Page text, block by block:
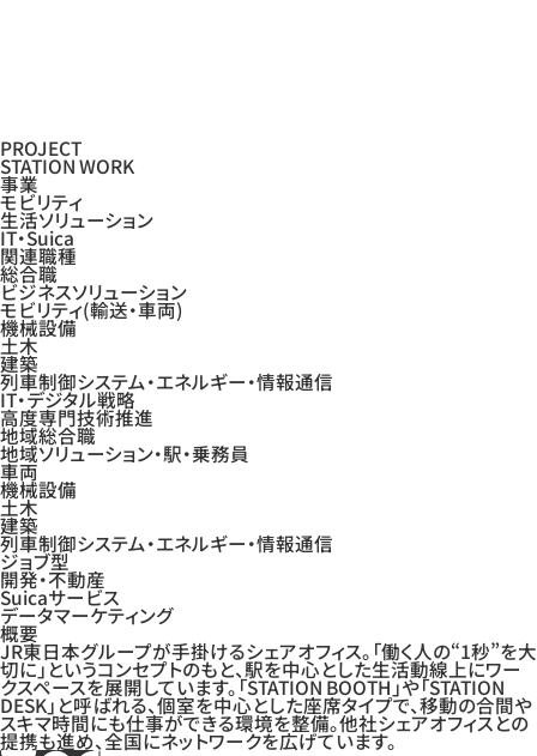
PROJECT
STATION WORK
事業
モビリティ
生活ソリューション
IT・Suica
関連職種
総合職
ビジネスソリューション
モビリティ(輸送・車両)
機械設備
土木
建築
列車制御システム・エネルギー・情報通信
IT・デジタル戦略
高度専門技術推進
地域総合職
地域ソリューション・駅・乗務員
車両
機械設備
土木
建築
列車制御システム・エネルギー・情報通信
ジョブ型
開発・不動産
Suicaサービス
データマーケティング
概要
JR東日本グループが手掛けるシェアオフィス。「働く人の“1秒”を大
切に」というコンセプトのもと、駅を中心とした生活動線上にワー
クスペースを展開しています。「STATION BOOTH」や「STATION
DESK」と呼ばれる、個室を中心とした座席タイプで、移動の合間や
スキマ時間にも仕事ができる環境を整備。他社シェアオフィスとの
提携も進め、全国にネットワークを広げています。